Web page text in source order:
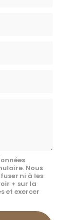
Nous
ni à les
+ sur la
et exercer